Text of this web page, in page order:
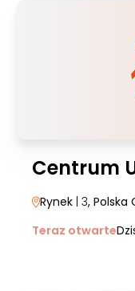
Centrum
Rynek | 3, Polska
Teraz otwarte